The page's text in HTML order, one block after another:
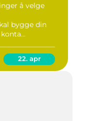
å velge
bygge din
22. apr